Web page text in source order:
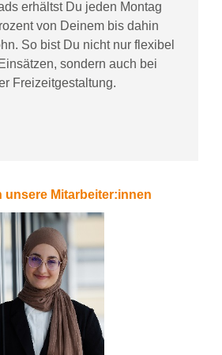
erhältst Du jeden Montag
von Deinem bis dahin
. So bist Du nicht nur flexibel
, sondern auch bei
Freizeitgestaltung.
unsere Mitarbeiter:innen